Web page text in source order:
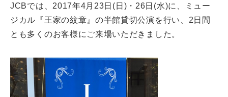
JCBでは、2017年4月23日(日)・26日(水)に、ミュー
ジカル『王家の紋章』の半館貸切公演を行い、2日間
とも多くのお客様にご来場いただきました。